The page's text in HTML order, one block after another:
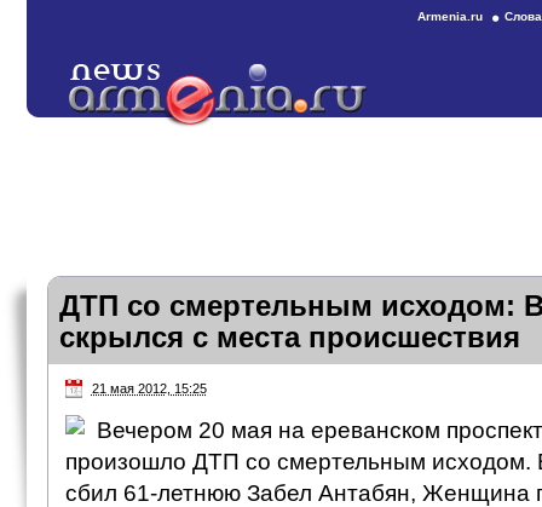
Armenia.ru
ДТП со смертельным исходом:
скрылся с места происшествия
21 мая 2012, 15:25
Вечером 20 мая на ереванском
произошло ДТП со смертельным исходом.
сбил 61-летнюю Забел Антабян, Женщина